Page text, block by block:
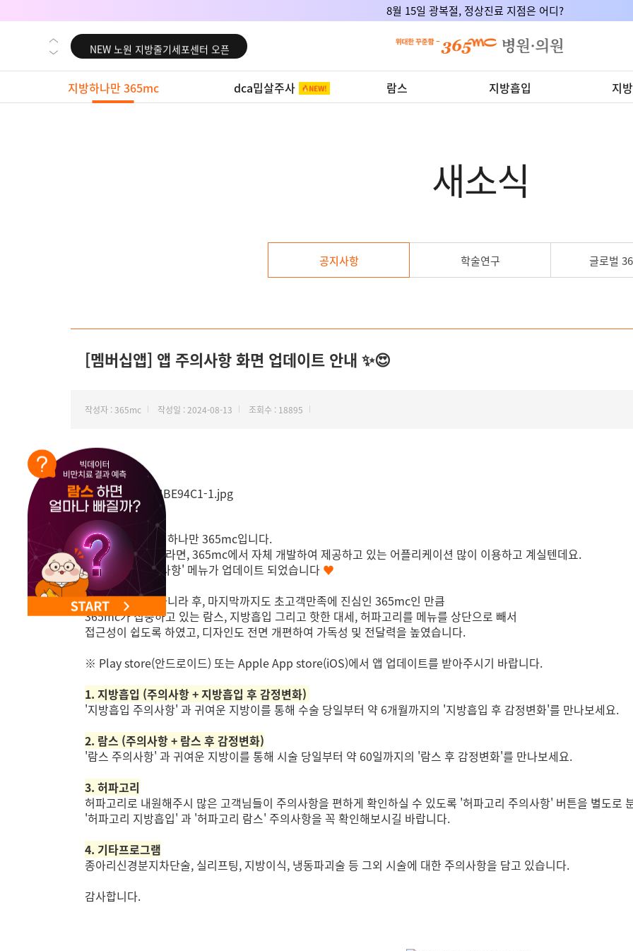
8월 15일 광복절, 정상진료 지점은 어디?
NEW 대전 지방줄기세포센터 오픈
NEW 노원 지방줄기세포센터 오픈
NEW 미국 LA점 오픈
NEW 부산 지방줄기세포센터 오픈
지방하나만 365mc dca밉살주사 람스 지방흡입 지
새소식
공지사항 학술연구 글로벌
[멤버십앱] 앱 주의사항 화면 업데이트 안내 ✨😍
작성자 : 365mc 작성일 : 2024-08-13 조회수 : 18895
안녕하세요. 지방 하나만 365mc입니다.
365mc 고객님이라면, 365mc에서 자체 개발하여 제공하고 있는 어플리케이션 많이 이용하고 계실텐데요.
365mc 앱 '주의사항' 메뉴가 업데이트 되었습니다 ♥
시,수술 전 뿐만아니라 후, 마지막까지도 초고객만족에 진심인 365mc인 만큼
365mc가 집중하고 있는 람스, 지방흡입 그리고 핫한 대세, 허파고리를 메뉴를 상단으로 빼서
접근성이 쉽도록 하였고, 디자인도 전면 개편하여 가독성 및 전달력을 높였습니다.
※ Play store(안드로이드) 또는 Apple App store(iOS)에서 앱 업데이트를 받아주시기 바랍니다.
1. 지방흡입 (주의사항 + 지방흡입 후 감정변화)
'지방흡입 주의사항' 과 귀여운 지방이를 통해 수술 당일부터 약 6개월까지의 '지방흡입 후 감정변화'를 만나보세요.
2. 람스 (주의사항 + 람스 후 감정변화)
'람스 주의사항' 과 귀여운 지방이를 통해 시술 당일부터 약 60일까지의 '람스 후 감정변화'를 만나보세요.
3. 허파고리
허파고리로 내원해주시 많은 고객님들이 주의사항을 편하게 확인하실 수 있도록 '허파고리 주의사항' 버튼을 별도로
'허파고리 지방흡입' 과 '허파고리 람스' 주의사항을 꼭 확인해보시길 바랍니다.
4. 기타프로그램
종아리신경분지차단술, 실리프팅, 지방이식, 냉동파괴술 등 그외 시술에 대한 주의사항을 담고 있습니다.
감사합니다.